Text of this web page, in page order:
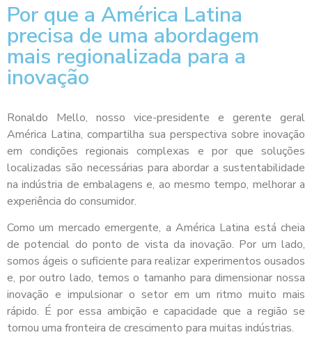
Por que a América Latina
precisa de uma abordagem
mais regionalizada para a
inovação
Ronaldo Mello, nosso vice-presidente e gerente geral
América Latina, compartilha sua perspectiva sobre inovação
em condições regionais complexas e por que soluções
localizadas são necessárias para abordar a sustentabilidade
na indústria de embalagens e, ao mesmo tempo, melhorar a
experiência do consumidor.
Como um mercado emergente, a América Latina está cheia
de potencial do ponto de vista da inovação. Por um lado,
somos ágeis o suficiente para realizar experimentos ousados
e, por outro lado, temos o tamanho para dimensionar nossa
inovação e impulsionar o setor em um ritmo muito mais
rápido. É por essa ambição e capacidade que a região se
tornou uma fronteira de crescimento para muitas indústrias.